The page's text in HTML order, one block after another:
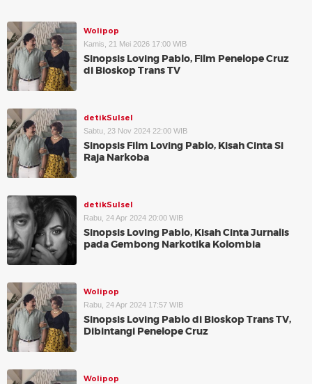
Wolipop
Kamis, 21 Mei 2026 17:00 WIB
Sinopsis Loving Pablo, Film Penelope Cruz
di Bioskop Trans TV
detikSulsel
Sabtu, 23 Nov 2024 22:00 WIB
Sinopsis Film Loving Pablo, Kisah Cinta Si
Raja Narkoba
detikSulsel
Rabu, 24 Apr 2024 20:00 WIB
Sinopsis Loving Pablo, Kisah Cinta Jurnalis
pada Gembong Narkotika Kolombia
Wolipop
Rabu, 24 Apr 2024 17:57 WIB
Sinopsis Loving Pablo di Bioskop Trans TV,
Dibintangi Penelope Cruz
Wolipop